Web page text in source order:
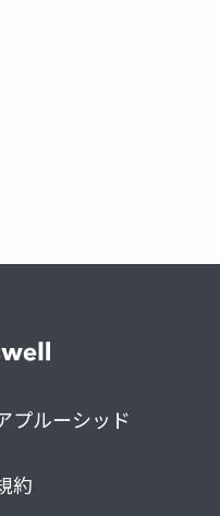
プルーシッド
約